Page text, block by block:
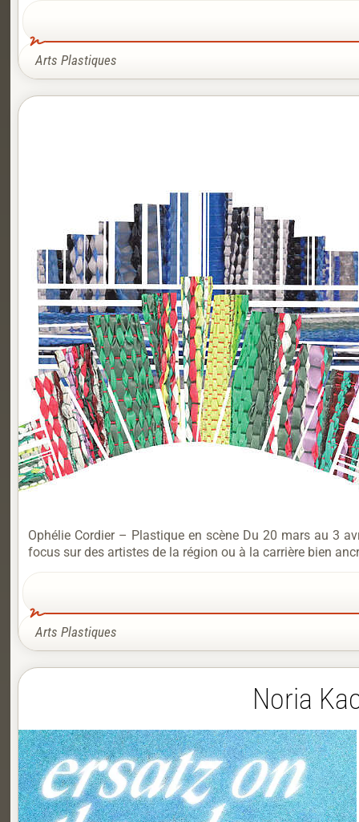
Arts Plastiques
Ophélie Cordier – Plastique en scène Du 20 mars au 3
focus sur des artistes de la région ou à la carrière bien
Arts Plastiques
Noria